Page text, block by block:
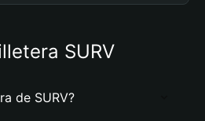
SURV
de SURV?